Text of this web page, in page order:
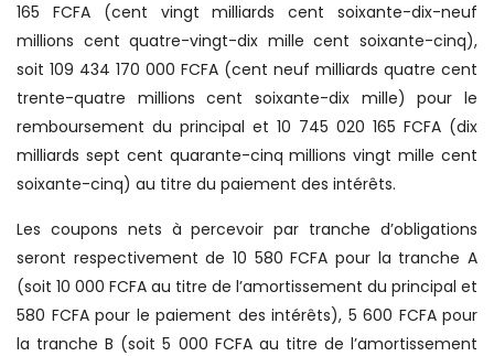
165 FCFA (cent vingt milliards cent soixante-dix-neuf
millions cent quatre-vingt-dix mille cent soixante-cinq),
soit 109 434 170 000 FCFA (cent neuf milliards quatre cent
trente-quatre millions cent soixante-dix mille) pour le
remboursement du principal et 10 745 020 165 FCFA (dix
milliards sept cent quarante-cinq millions vingt mille cent
soixante-cinq) au titre du paiement des intérêts.
Les coupons nets à percevoir par tranche d’obligations
seront respectivement de 10 580 FCFA pour la tranche A
(soit 10 000 FCFA au titre de l’amortissement du principal et
580 FCFA pour le paiement des intérêts), 5 600 FCFA pour
la tranche B (soit 5 000 FCFA au titre de l’amortissement